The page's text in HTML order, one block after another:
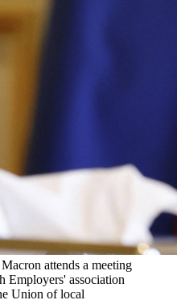
attends a meeting
Employers' association
Union of local